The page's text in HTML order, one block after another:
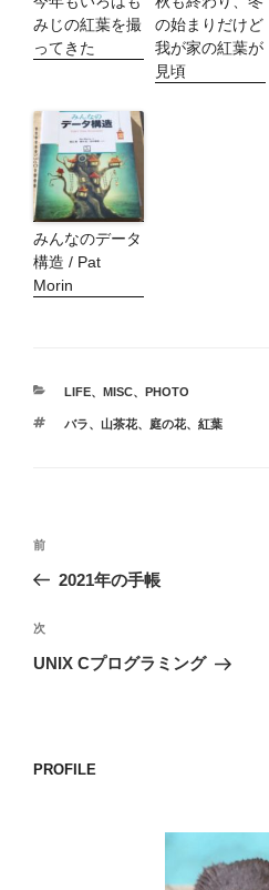
みじの紅葉を撮
ってきた
の始まりだけど
我が家の紅葉が
見頃
みんなのデータ
構造 / Pat
Morin
カ
ゴ
LIFE、 MISC、 PHOTO
タ
バラ、 山茶花、 庭の花、 紅葉
投
ナ
ビ
ゲ
ン
前
の
稿
前
2021年の手帳
次
の
次
UNIX Cプログラミング
PROFILE